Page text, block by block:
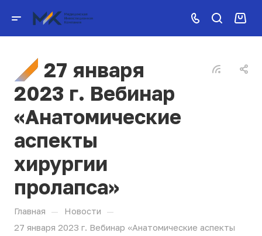
27 января
2023 г. Вебинар
«Анатомические
аспекты
хирургии
пролапса»
Главная — Новости —
27 января 2023 г. Вебинар «Анатомические аспекты